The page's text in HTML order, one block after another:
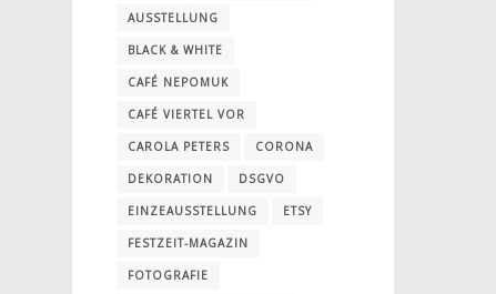
AUSSTELLUNG
BLACK & WHITE
CAFÉ NEPOMUK
CAFÉ VIERTEL VOR
CAROLA PETERS CORONA
DEKORATION DSGVO
EINZEAUSSTELLUNG ETSY
FESTZEIT-MAGAZIN
FOTOGRAFIE